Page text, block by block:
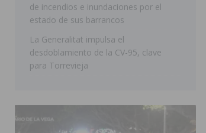
de incendios e inundaciones por el
estado de sus barrancos
La Generalitat impulsa el
desdoblamiento de la CV-95, clave
para Torrevieja